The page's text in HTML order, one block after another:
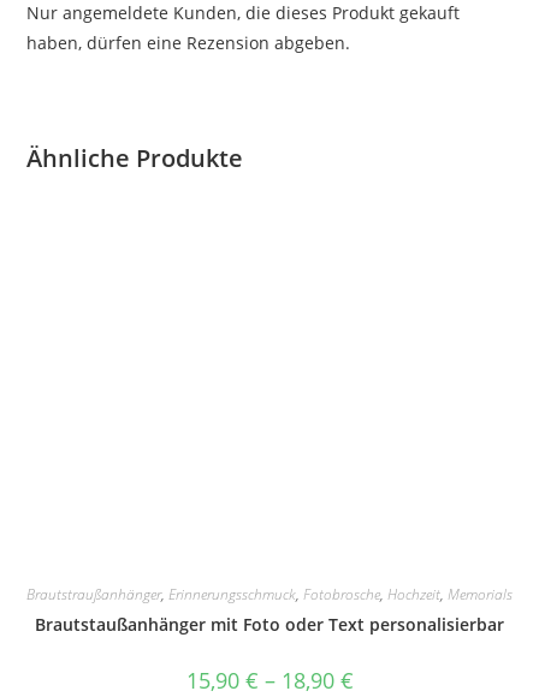
Nur angemeldete Kunden, die dieses Produkt gekauft
haben, dürfen eine Rezension abgeben.
Ähnliche Produkte
Brautstraußanhänger, Erinnerungsschmuck, Fotobrosche, Hochzeit, Memorials
Brautstaußanhänger mit Foto oder Text personalisierbar
15,90 € – 18,90 €